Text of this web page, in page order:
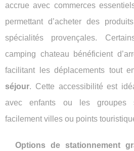
accrue avec commerces
permettant d’acheter des
spécialités provençales.
camping chateau bénéficient
facilitant les déplacements tout
séjour. Cette accessibilité est
avec enfants ou les groupes
facilement villes ou points
Options de stationnement